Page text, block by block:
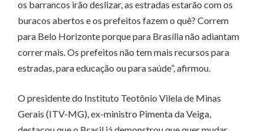
os barrancos irão deslizar, as estradas estarão com os
buracos abertos e os prefeitos fazem o quê? Correm
para Belo Horizonte porque para Brasília não adiantam
correr mais. Os prefeitos não tem mais recursos para
estradas, para educação ou para saúde”, afirmou.
O presidente do Instituto Teotônio Vilela de Minas
Gerais (ITV-MG), ex-ministro Pimenta da Veiga,